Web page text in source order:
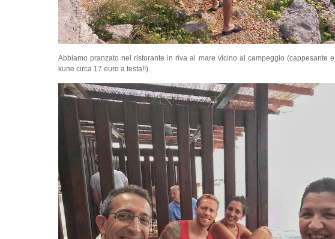
Abbiamo pranzato nel ristorante in riva al mare vicino al campeggio (cappesante
kune circa 17 euro a testa!!).